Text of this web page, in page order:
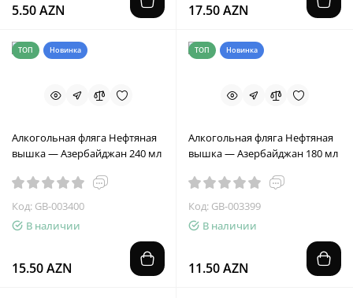
5.50 AZN 17.50 AZN
ТОП Новинка
Алкогольная фляга Нефтяная
вышка — Азербайджан 240 мл
Код: GB-003400
В наличии
15.50 AZN
ТОП Новинка
Алкогольная фляга Нефтяная
вышка — Азербайджан 180 мл
Код: GB-003399
В наличии
11.50 AZN